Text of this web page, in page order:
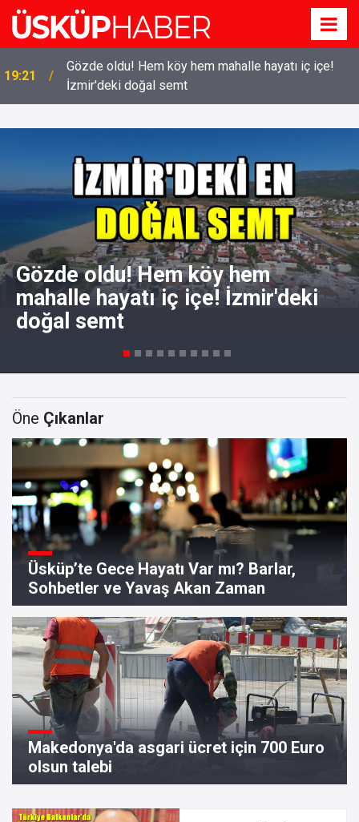
19:21
Gözde oldu! Hem köy hem mahalle hayatı iç içe!
İzmir'deki doğal semt
Gözde oldu! Hem köy hem
mahalle hayatı iç içe! İzmir'deki
doğal semt
Öne Çıkanlar
Üsküp’te Gece Hayatı Var mı? Barlar,
Sohbetler ve Yavaş Akan Zaman
Makedonya'da asgari ücret için 700 Euro
olsun talebi